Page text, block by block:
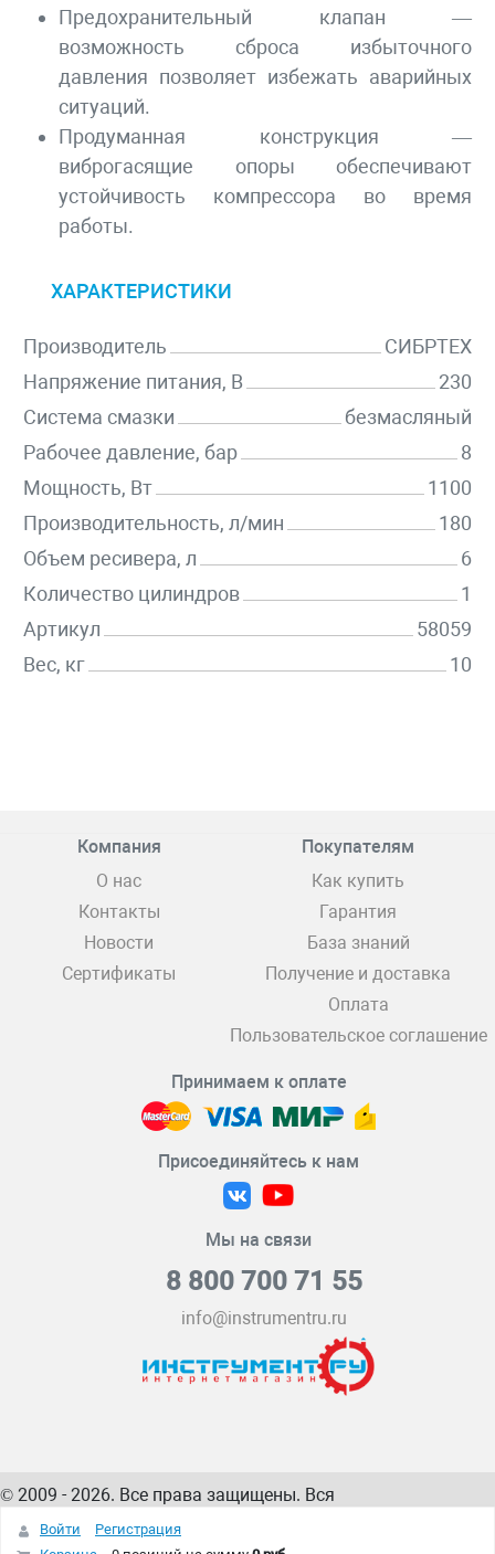
Предохранительный клапан —
возможность сброса избыточного
давления позволяет избежать аварийных
ситуаций.
Продуманная конструкция —
виброгасящие опоры обеспечивают
устойчивость компрессора во время
работы.
ХАРАКТЕРИСТИКИ
Производитель
СИБРТЕХ
Напряжение питания, В
230
Система смазки
безмасляный
Рабочее давление, бар
8
Мощность, Вт
1100
Производительность, л/мин
180
Объем ресивера, л
6
Количество цилиндров
1
Артикул
58059
Вес, кг
10
Компания
О нас
Контакты
Новости
Сертификаты
Покупателям
Как купить
Гарантия
База знаний
Получение и доставка
Оплата
Пользовательское соглашение
Принимаем к оплате
Присоединяйтесь к нам
Мы на связи
8 800 700 71 55
info@instrumentru.ru
© 2009 - 2026. Все права защищены. Вся
информация на сайте – собственность
интернет-магазина
Войти
Регистрация